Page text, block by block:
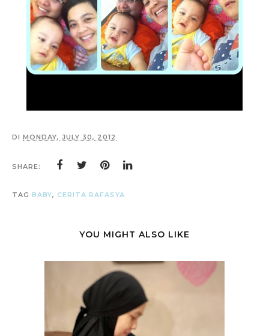
DI MONDAY, JULY 30, 2012
SHARE:
TAG BABY, CERITA RAFASYA
YOU MIGHT ALSO LIKE